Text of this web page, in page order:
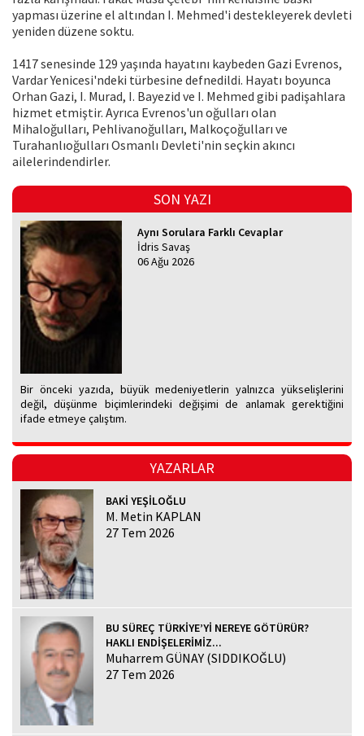
yapması üzerine el altından I. Mehmed'i destekleyerek devleti
yeniden düzene soktu.
1417 senesinde 129 yaşında hayatını kaybeden Gazi Evrenos,
Vardar Yenicesi'ndeki türbesine defnedildi. Hayatı boyunca
Orhan Gazi, I. Murad, I. Bayezid ve I. Mehmed gibi padişahlara
hizmet etmiştir. Ayrıca Evrenos'un oğulları olan
Mihaloğulları, Pehlivanoğulları, Malkoçoğulları ve
Turahanlıoğulları Osmanlı Devleti'nin seçkin akıncı
ailelerindendirler.
SON YAZI
Aynı Sorulara Farklı Cevaplar
İdris Savaş
06 Ağu 2026
Bir önceki yazıda, büyük medeniyetlerin yalnızca yükselişlerini
değil, düşünme biçimlerindeki değişimi de anlamak gerektiğini
ifade etmeye çalıştım.
YAZARLAR
BAKİ YEŞİLOĞLU
M. Metin KAPLAN
27 Tem 2026
BU SÜREÇ TÜRKİYE’Yİ NEREYE GÖTÜRÜR?
HAKLI ENDİŞELERİMİZ...
Muharrem GÜNAY (SIDDIKOĞLU)
27 Tem 2026